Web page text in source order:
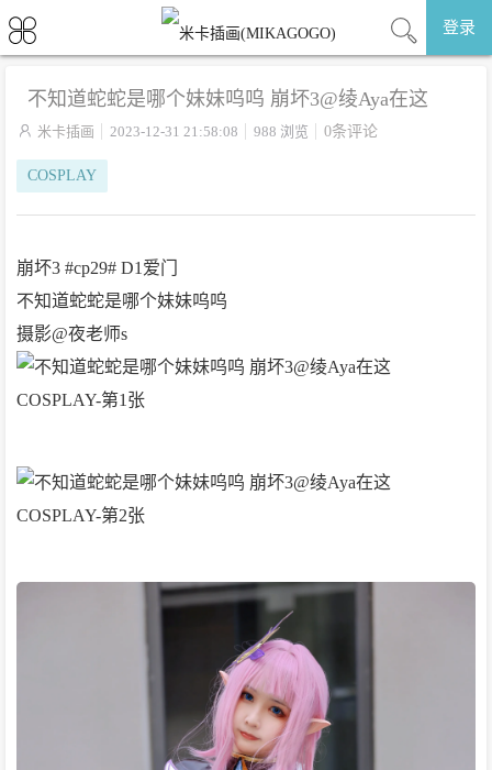
登录
不知道蛇蛇是哪个妹妹呜呜 崩坏3@绫Aya在这
 米卡插画 2023-12-31 21:58:08 988 浏览 0条评论
COSPLAY
崩坏3 #cp29# D1爱门
不知道蛇蛇是哪个妹妹呜呜
摄影@夜老师s ​​​